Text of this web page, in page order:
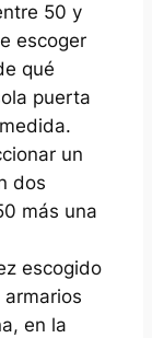
50 y
escoger
qué
puerta
un
dos
más una
escogido
en la